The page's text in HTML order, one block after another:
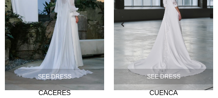
SEE DRESS
CACERES
SEE DRESS
CUENCA